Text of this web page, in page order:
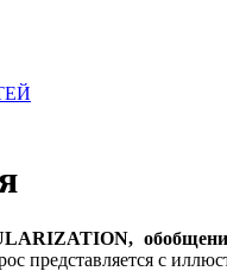
представляется с